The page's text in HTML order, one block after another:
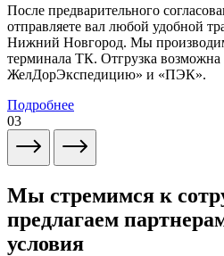
После предварительного
отправляете вал любой удобной
Нижний Новгород. Мы
терминала ТК. Отгрузка
ЖелДорЭкспедицию» и «ПЭК».
Подробнее
03
Мы стремимся к
предлагаем
условия